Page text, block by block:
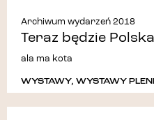
Archiwum wydarzeń 2018
Teraz będzie
ala ma kota
WYSTAWY, WYSTAWY